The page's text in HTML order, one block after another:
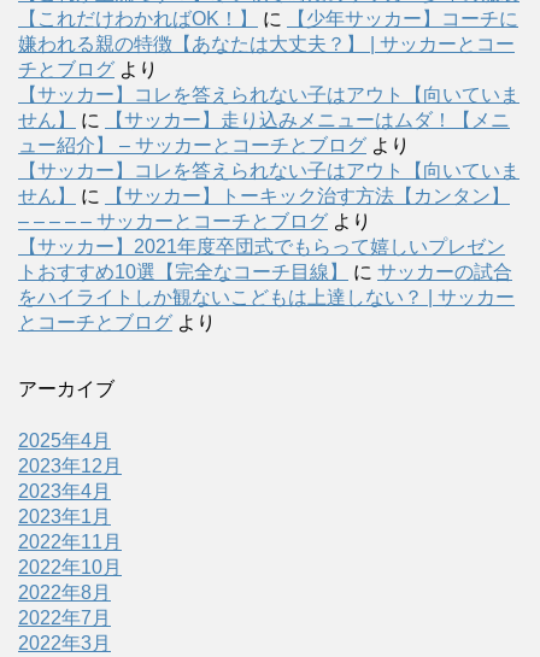
【これだけわかればOK！】
に
【少年サッカー】コーチに
嫌われる親の特徴【あなたは大丈夫？】 | サッカーとコー
チとブログ より
【サッカー】コレを答えられない子はアウト【向いていま
せん】
に
【サッカー】走り込みメニューはムダ！【メニ
ュー紹介】 – サッカーとコーチとブログ より
【サッカー】コレを答えられない子はアウト【向いていま
せん】
に
【サッカー】トーキック治す方法【カンタン】
– – – – – サッカーとコーチとブログ より
【サッカー】2021年度卒団式でもらって嬉しいプレゼン
トおすすめ10選【完全なコーチ目線】
に サッカーの試合
をハイライトしか観ないこどもは上達しない？ | サッカー
とコーチとブログ より
アーカイブ
2025年4月
2023年12月
2023年4月
2023年1月
2022年11月
2022年10月
2022年8月
2022年7月
2022年3月